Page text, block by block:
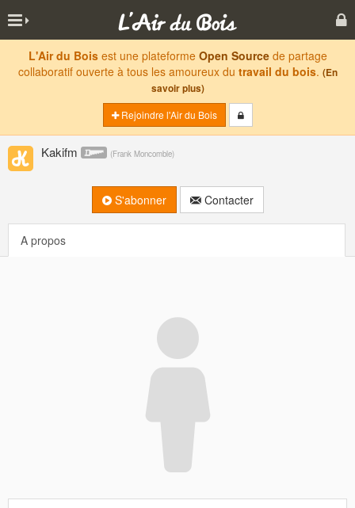
L'Air du Boisest une plateforme Open Sourcede partage
collaboratif ouverte à tous les amoureux du travail du bois. (En
savoir plus)
Rejoindre l'Air du Bois
Kakifm (Frank Moncomble)
S'abonner Contacter
A propos